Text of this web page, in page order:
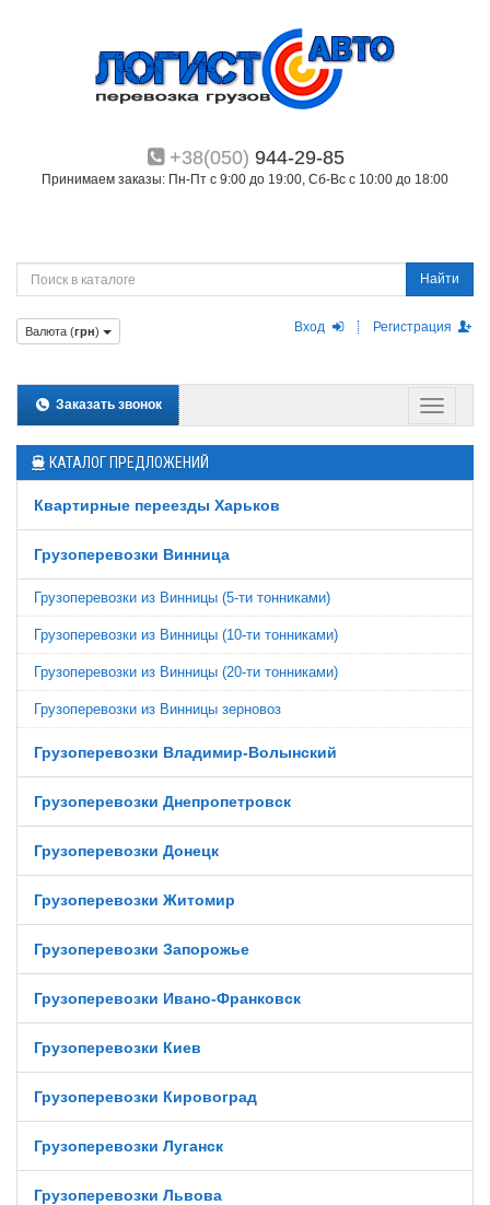
+38(050) 944-29-85
Принимаем заказы: Пн-Пт с 9:00 до 19:00, Сб-Вс с 10:00 до 18:00
Найти
Вход Регистрация
Валюта (грн)
Заказать звонок
КАТАЛОГ ПРЕДЛОЖЕНИЙ
Квартирные переезды Харьков
Грузоперевозки Винница
Грузоперевозки из Винницы (5-ти тонниками)
Грузоперевозки из Винницы (10-ти тонниками)
Грузоперевозки из Винницы (20-ти тонниками)
Грузоперевозки из Винницы зерновоз
Грузоперевозки Владимир-Волынский
Грузоперевозки Днепропетровск
Грузоперевозки Донецк
Грузоперевозки Житомир
Грузоперевозки Запорожье
Грузоперевозки Ивано-Франковск
Грузоперевозки Киев
Грузоперевозки Кировоград
Грузоперевозки Луганск
Грузоперевозки Львова